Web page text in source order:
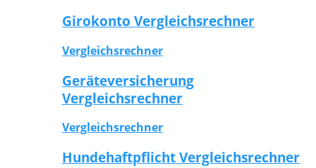
Girokonto Vergleichsrechner
Vergleichsrechner
Geräteversicherung
Vergleichsrechner
Vergleichsrechner
Hundehaftpflicht Vergleichsrechner